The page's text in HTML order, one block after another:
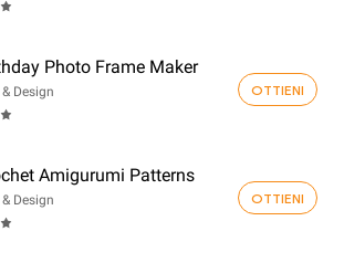
Photo Frame Maker
Design OTTIENI
Amigurumi Patterns
Design OTTIENI